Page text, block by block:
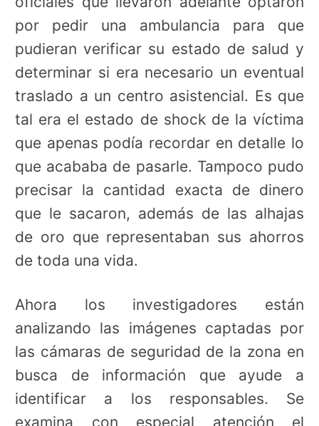
por pedir una ambulancia para que
pudieran verificar su estado de salud y
determinar si era necesario un eventual
traslado a un centro asistencial. Es que
tal era el estado de shock de la víctima
que apenas podía recordar en detalle lo
que acababa de pasarle. Tampoco pudo
precisar la cantidad exacta de dinero
que le sacaron, además de las alhajas
de oro que representaban sus ahorros
de toda una vida.
Ahora los investigadores están
analizando las imágenes captadas por
las cámaras de seguridad de la zona en
busca de información que ayude a
identificar a los responsables. Se
examina con especial atención el